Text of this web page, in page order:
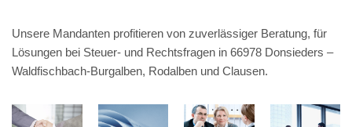
Unsere Mandanten profitieren von zuverlässiger Beratung, für
Lösungen bei Steuer- und Rechtsfragen in 66978 Donsieders –
Waldfischbach-Burgalben, Rodalben und Clausen.